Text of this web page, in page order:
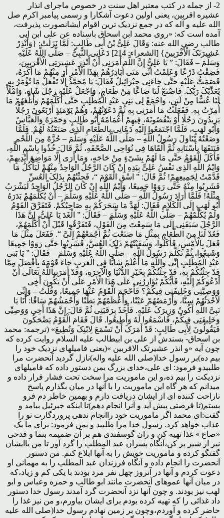
2- از جمله در کتب معتبر اهل سنت در خصوص ماجرای انذار
عشیره اقربین، یعنی اولین دعوت آشکارا و رسمی پیامبر اکرم صل
الله علیه و آله که در جمع نزدیک ترین اقوام ایشانصورت پذیرفت،
آمده است که: «روی محمد ابن اسحاق باسناده عن علی ابن ابی
طالب رضی الله عنه: وَقَالَ عَلِیُّ بْنُ أَبِی طَالِبٍ: لَمَّا نَزَلَتْ: {وَأَنْذِرْ
عَشِیرَتَکَ الْأَقْرَبِینَ} [الشعراء: 214] دَعَانِی النَّبِیُّ – صَلَّى اللَّهُ عَلَیْهِ
وَسَلَّمَ – فَقَالَ: ” یَا عَلِیُّ إِنَّ اللَّهَ أَمَرَنِی أَنْ أُنْذِرَ عَشِیرَتِی الْأَقْرَبِینَ،
فَضِقْتُ ذَرْعًا وَعَلِمْتُ أَنِّی مَتَى أُبَادِرُهُمْ بِهَذَا الْأَمْرِ أَرَ مِنْهُمْ مَا أَکْرَهُ،
فَصَمَتُّ عَلَیْهِ حَتَّى جَاءَنِی جِبْرَائِیلُ فَقَالَ: یَا مُحَمَّدُ إِلَّا تَفْعَلْ مَا تُؤْمَرُ بِهِ
یُعَذِّبْکَ رَبُّکَ. فَاصْنَعْ لَنَا صَاعًا مِنْ طَعَامٍ، وَاجْعَلْ عَلَیْهِ رِجْلَ شَاهٍ، وَامْلَأْ
لَنَا عُسًّا مِنْ لَبَنٍ، وَاجْمَعْ لِی بَنِی عَبْدِ الْمُطَّلِبِ حَتَّى أُکَلِّمَهُمْ وَأُبَلِّغَهُمْ مَا
أُمِرْتُ بِهِ. فَفَعَلْتُ مَا أَمَرَنِی بِهِ ثُمَّ دَعَوْتُهُمْ، وَهُمْ یَوْمَئِذٍ أَرْبَعُونَ رَجُلًا
یَزِیدُونَ رَجُلًا أَوْ یَنْقُصُونَهُ، فِیهِمْ أَعْمَامُهُ أَبُو طَالِبٍ وَحَمْزَهُ وَالْعَبَّاسُ
وَأَبُو لَهَبٍ، فَلَمَّا اجْتَمَعُوا إِلَیْهِ دَعَانِی بِالطَّعَامِ الَّذِی صَنَعْتُهُ لَهُمْ. فَلَمَّا
وَضَعْتُهُ تَنَاوَلَ رَسُولُ اللَّهِ – صَلَّى اللَّهُ عَلَیْهِ وَسَلَّمَ – حُزَّهً مِنَ اللَّحْمِ
فَنَتَفَهَا بِأَسْنَانِهِ ثُمَّ أَلْقَاهَا فِی نُوَاحِی الصَّحْفَهِ، ثُمَّ قَالَ: خُذُوا بِاسْمِ اللَّهِ،
فَأَکَلَ الْقَوْمُ حَتَّى مَا لَهُمْ بِشَیْءٍ مِنْ حَاجَهٍ، وَمَا أَرَى إِلَّا مَوَاضِعَ أَیْدِیهِمْ،
وَایْمُ اللَّهِ الَّذِی نَفْسُ عَلِیٍّ بِیَدِهِ إِنْ کَانَ الرَّجُلُ الْوَاحِدُ مِنْهُمْ لَیَأْکُلُ مَا
قَدَّمْتُ لِجَمِیعِهِمْ! ثُمَّ قَالَ: ” اسْقِ الْقَوْمَ “، فَجِئْتُهُمْ بِذَلِکَ الْعُسِّ
فَشَرِبُوا مِنْهُ حَتَّى رَوَوْا جَمِیعًا، وَایْمُ اللَّهِ إِنْ کَانَ الرَّجُلُ الْوَاحِدُ لَیَشْرَبُ
مِثْلَهُ! فَلَمَّا أَرَادَ رَسُولُ اللَّهِ – صَلَّى اللَّهُ عَلَیْهِ وَسَلَّمَ – أَنْ یُکَلِّمَهُمْ بَدَرَهُ
أَبُو لَهَبٍ إِلَى الْکَلَامِ فَقَالَ: لَهَدَّ مَا سَحَرَکُمْ بِهِ صَاحِبُکُمْ. فَتَفَرَّقَ الْقَوْمُ
وَلَمْ یُکَلِّمْهُمْ – صَلَّى اللَّهُ عَلَیْهِ وَسَلَّمَ – فَقَالَ: ” الْغَدَ یَا عَلِیُّ، إِنَّ هَذَا
الرَّجُلَ سَبَقَنِی إِلَى مَا سَمِعْتَ مِنَ الْقَوْلِ، فَتَفَرَّقُوا قَبْلَ أَنْ أُکَلِّمَهُمْ،
فَعُدْ لَنَا مِنَ الطَّعَامِ بِمِثْلِ مَا صَنَعْتَ ثُمَّ اجْمَعْهُمْ إِلَیَّ “. فَفَعَلَ مِثْلَ مَا
فَعَلَ بِالْأَمْسِ، فَأَکَلُوا، وَسَقَیْتُهُمْ ذَلِکَ الْعُسَّ، فَشَرِبُوا حَتَّى رَوَوْا جَمِیعًا
وَشَبِعُوا، ثُمَّ تَکَلَّمَ رَسُولُ اللَّهِ – صَلَّى اللَّهُ عَلَیْهِ وَسَلَّمَ – فَقَالَ: ” یَا بَنِی
عَبْدِ الْمُطَّلِبِ إِنِّی وَاللَّهِ مَا أَعْلَمُ شَابًّا فِی الْعَرَبِ جَاءَ قَوْمَهُ بِأَفْضَلَ مِمَّا
قَدْ جِئْتُکُمْ بِهِ، قَدْ جِئْتُکُمْ بِخَیْرِ الدُّنْیَا وَالْآخِرَهِ، وَقَدْ أَمَرَنِیاللَّهُ تَعَالَى أَنْ
أَدْعُوَکُمْ إِلَیْهِ، فَأَیُّکُمْ یُؤَازِرُنِی عَلَى هَذَا الْأَمْرِ عَلَى أَنْ یَکُونَ أَخِی
وَوَصِیَّتِی وَخَلِیفَتِی فِیکُمْ؟ فَأَحْجَمَ الْقَوْمُ عَنْهَا جَمِیعًا، وَقُلْتُ – وَإِنِّی
لَأَحْدَثُهُمْ سِنًّا، وَأَرْمَصُهُمْ عَیْنًا، وَأَعْظَمُهُمْ بَطْنًا وَأَحْمَشُهُمْ سَاقًا: أَنَا یَا
نَبِیَّ اللَّهِ أَکُونُ وَزِیرَکَ عَلَیْهِ. فَأَخَذَ بِرَقَبَتِی ثُمَّ قَالَ: إِنَّ هَذَا أَخِی وَوَصِیِّی
وَخَلِیفَتِی فِیکُمْ، فَاسْمَعُوا لَهُ وَأَطِیعُوا. قَالَ فَقَامَ الْقَوْمُ یَضْحَکُونَ
فَیَقُولُونَ لِأَبِی طَالِبٍ: قَدْ أَمَرَکَ أَنْ تَسْمَعَ لِابْنِکَ وَتُطِیعَ» (ترجمه: محمد
بن اسحاق- بسندش از علی بن ابیطالب علیه السلام روایت کرده که
چون آیه «و انذر عشیرتک الاقربین »(یعنی فامیلهای نزدیک خود را
بیم ده)بر رسول خدا(صلی الله علیه واله)نازل گردید آنحضرت مرا
طلبیدو فرمود: ای علی،خدای بزرگ بمن دستور داده که فامیلهای
نزدیکت را بیم ده،و این ماموریت مرا سخت تحت فشار قرار داده و
میدانم که هر گاه این ماموریت را با آنها در میان بگذارم پاسخ
ناراحت کننده ای از ایشان دریافت دارم و بهمین خاطر دم فرو
بستم(تا فرصتی پیش آید و آنرا انجام دهم)تا اینکه جبرئیل بیامد و
گفت:ای محمد اگر ماموریت خود راانجام ندهی پروردگارت تو را
عذاب خواهد کرد. رسول خدا مرا طلبید و بمن فرمود: برای ما یک
«صاع » غذا تهیه کن و ران گوسفندی هم بر آن ضمیمه بنما و قدحی
نیز از شیر پر کن،آنگاه پسران عبد المطلب را گرد آور تا من باایشان
گفتگو کرده و ماموریت خویش را به آنها ابلاغ کنم. من دستور
آنحضرت را انجام داده و آنگاه فرزندان عبد المطلب را به مهمانی او
دعوت کردم و آنها در آنروز چهل نفر مرد بودند با یکی کم و زیاد،که
در میان آنها عموهای آنحضرت مانند ابو طالب و حمزه وعباس و ابو
لهب نیز بودند. و چون آنها نزد آنحضرت گرد آمدند رسول خدا دستور
داد غذائی را که تهیه کرده بودم برای ایشان بیاورم،و من نیز غذا را
حاضر کرده و آوردم،وچون بر زمین نهادم رسول خدا(صلی الله علیه